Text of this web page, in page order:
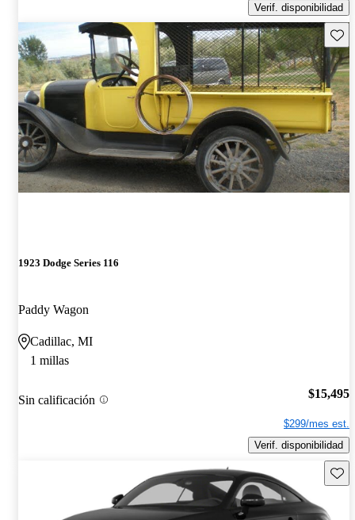
Verif. disponibilidad
1923 Dodge Series 116
Paddy Wagon
Cadillac, MI
1 millas
Sin calificación $15,495
$299/mes est.
Verif. disponibilidad